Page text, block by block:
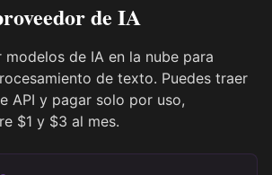
de IA
modelos de IA en la nube para
de texto. Puedes traer
API y pagar solo por uso,
$1 y $3 al mes.